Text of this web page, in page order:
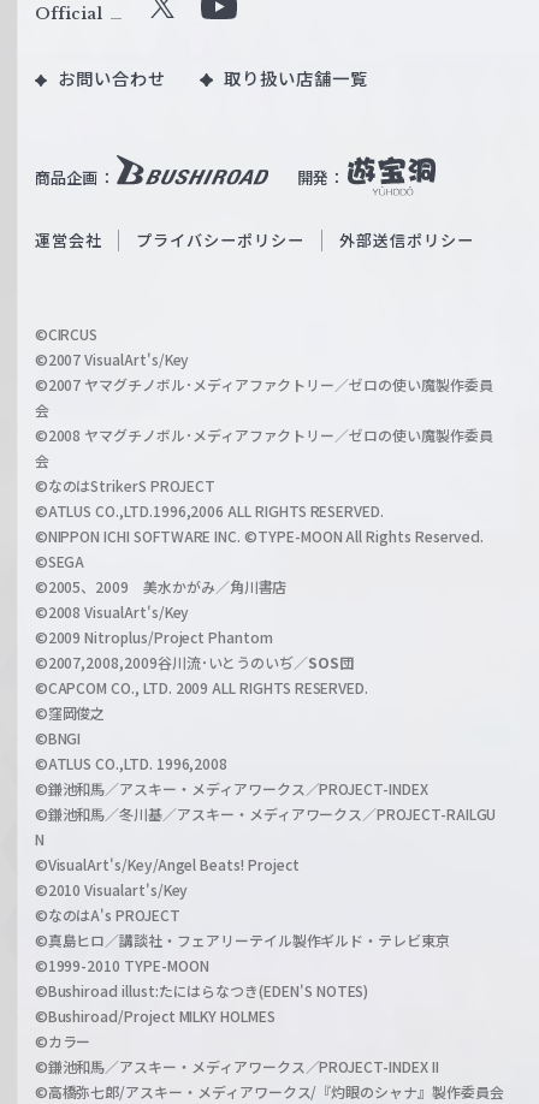
W
ß
c
a
r
z
商品企画： 開発：
Official X
u
b
O
i
l
h
a
n
l
お問い合わせ 取り扱い店舗一覧
運営会社 プライバシーポリシー 外部送信ポリシー
©CIRCUS
©2007 VisualArt's/Key
©2007 ヤマグチノボル･メディアファクトリー／ゼロの使い魔製作委員
会
©2008 ヤマグチノボル･メディアファクトリー／ゼロの使い魔製作委員
会
©なのはStrikerS PROJECT
©ATLUS CO.,LTD.1996,2006 ALL RIGHTS RESERVED.
©NIPPON ICHI SOFTWARE INC. ©TYPE-MOON All Rights Reserved.
©SEGA
©2005、2009 美水かがみ／角川書店
©2008 VisualArt's/Key
©2009 Nitroplus/Project Phantom
©2007,2008,2009谷川流･いとうのいぢ／SOS団
©CAPCOM CO., LTD. 2009 ALL RIGHTS RESERVED.
©窪岡俊之
©BNGI
©ATLUS CO.,LTD. 1996,2008
©鎌池和馬／アスキー・メディアワークス／PROJECT-INDEX
©鎌池和馬／冬川基／アスキー・メディアワークス／PROJECT-RAILGU
N
©VisualArt's/Key/Angel Beats! Project
©2010 Visualart's/Key
©なのはA's PROJECT
©真島ヒロ／講談社・フェアリーテイル製作ギルド・テレビ東京
©1999-2010 TYPE-MOON
©Bushiroad illust:たにはらなつき(EDEN'S NOTES)
©Bushiroad/Project MILKY HOLMES
©カラー
©鎌池和馬／アスキー・メディアワークス／PROJECT-INDEX II
©高橋弥七郎/アスキー・メディアワークス/『灼眼のシャナ』製作委員会